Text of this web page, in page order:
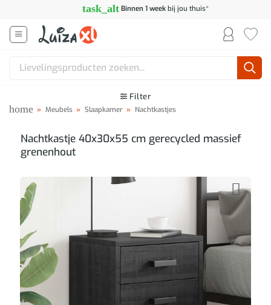
inhoud
task_alt Binnen 1 weekbij jou thuis*
Zoeken
Filter
home » Meubels » Slaapkamer » Nachtkastjes
Nachtkastje 40x30x55 cm gerecycled massief
grenenhout